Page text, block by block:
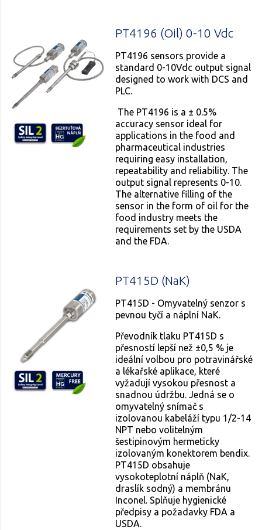
PT4196 (Oil) 0-10 Vdc
PT4196 sensors provide a
standard 0-10Vdc output signal
designed to work with DCS and
PLC.
The PT4196 is a ± 0.5%
accuracy sensor ideal for
applications in the food and
pharmaceutical industries
requiring easy installation,
repeatability and reliability. The
output signal represents 0-10.
The alternative filling of the
sensor in the form of oil for the
food industry meets the
requirements set by the USDA
and the FDA.
PT415D (NaK)
PT415D - Omyvatelný senzor s
pevnou tyčí a náplní NaK.
Převodník tlaku PT415D s
přesností lepší než ±0,5 % je
ideální volbou pro potravinářské
a lékařské aplikace, které
vyžadují vysokou přesnost a
snadnou údržbu. Jedná se o
omyvatelný snímač s
izolovanou kabeláží typu 1/2-14
NPT nebo volitelným
šestipinovým hermeticky
izolovaným konektorem bendix.
PT415D obsahuje
vysokoteplotní náplň (NaK,
draslík sodný) a membránu
Inconel. Splňuje hygienické
předpisy a požadavky FDA a
USDA.